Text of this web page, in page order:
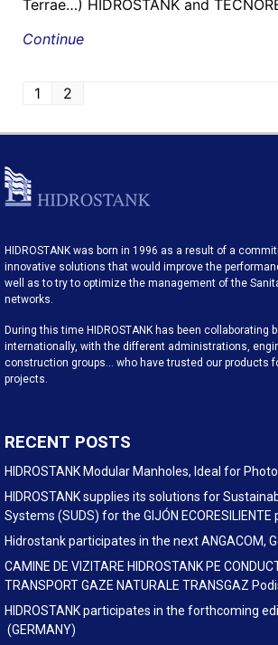
Terrae…) HIDROSTANK and
Continue
1 2
HIDROSTANK was born in 1996 as a result of a
innovative solutions that would improve the
well as to try to optimize the management of the
networks.
During this time HIDROSTANK has been collaborating
internationally, with the different administrations,
construction groups… who have trusted our products
projects.
RECENT POSTS
HIDROSTANK Modular Manholes, Ideal for
HIDROSTANK supplies its solutions for
Systems (SUDS) for the GIJÓN ECORESILIENTE
Hidrostank participates in the next ANGACOM,
CAMINE DE VIZITARE HIDROSTANK PE
TRANSPORT GAZE NATURALE TRANSGAZ
HIDROSTANK participates in the forthcoming
(GERMANY)